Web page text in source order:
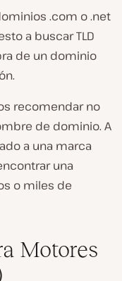
.com o .net
a buscar TLD
de un dominio
recomendar no
de dominio. A
a una marca
una
o miles de
Motores